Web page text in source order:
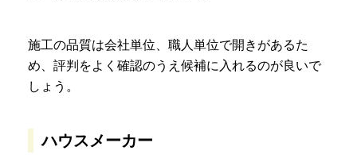
施工の品質は会社単位、職人単位で開きがあるた
め、評判をよく確認のうえ候補に入れるのが良いで
しょう。
ハウスメーカー